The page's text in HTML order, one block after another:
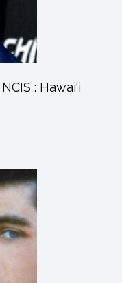
: Hawai'i